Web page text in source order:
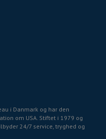
i Danmark og har den
om USA. Stiftet i 1979 og
24/7 service, tryghed og